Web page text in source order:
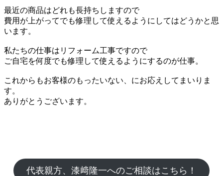
最近の商品はどれも長持ちしますので
費用が上がってでも修理して使えるようにしてはどうかと思
います。
私たちの仕事はリフォーム工事ですので
ご自宅を何度でも修理して使えるようにするのが仕事。
これからもお客様のもったいない、にお応えしてまいりま
す。
ありがとうございます。
代表親方、漆﨑隆一へのご相談はこちら！